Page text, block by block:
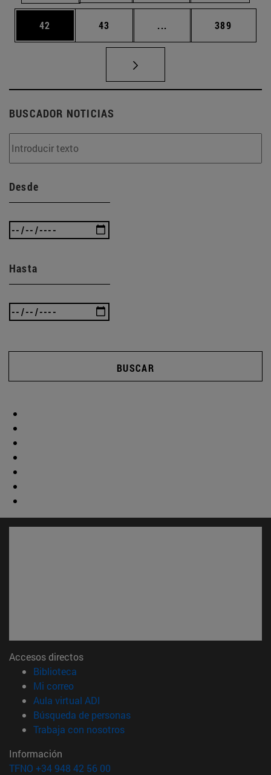
Página
42 Página
43 ... Páginas intermedias
Página
389
BUSCADOR NOTICIAS
Desde
Hasta
BUSCAR
Accesos directos
Biblioteca
Mi correo(abre en nueva ventana)
Aula virtual ADI
Búsqueda de personas(abre en nueva ventana)
Trabaja con nosotros(abre en nueva ventana)
Información
TFNO +34 948 42 56 00